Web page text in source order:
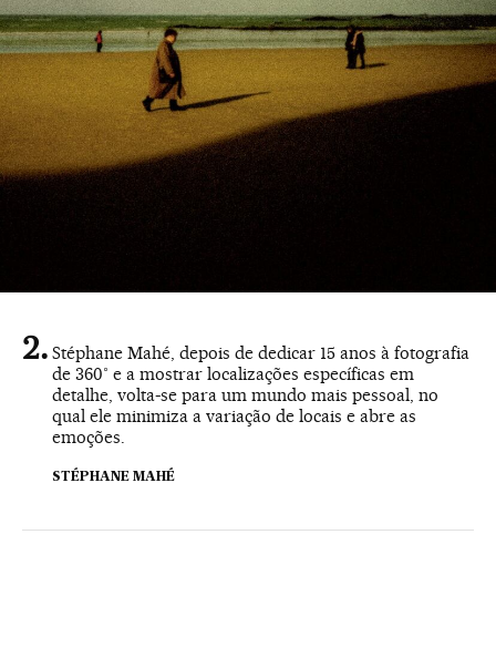
Stéphane Mahé, depois de dedicar 15 anos à fotografia
de 360˚ e a mostrar localizações específicas em
detalhe, volta-se para um mundo mais pessoal, no
qual ele minimiza a variação de locais e abre as
emoções.
STÉPHANE MAHÉ